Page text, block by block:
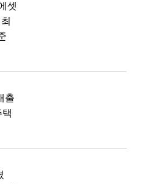
셋
출